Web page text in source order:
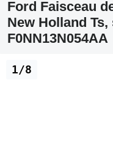
Ford Faisceau
New Holland Ts,
F0NN13N054AA
1/8